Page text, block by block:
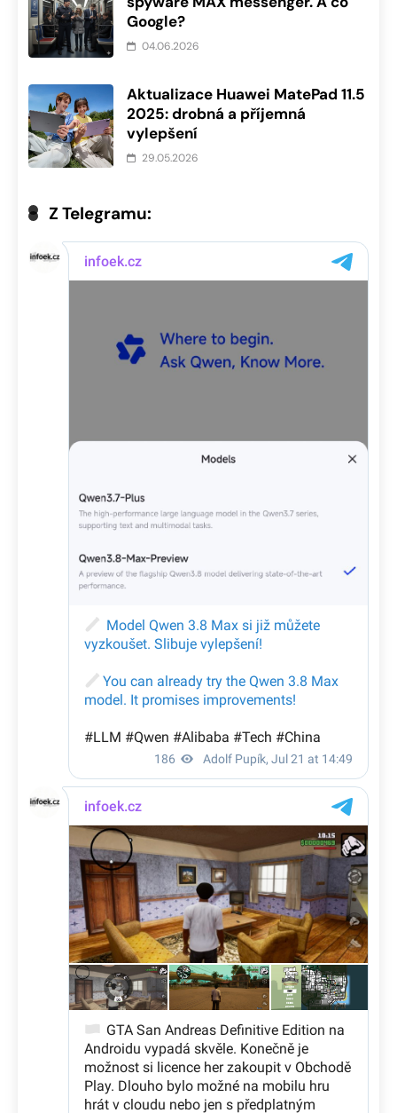
Google?
04.06.2026
Aktualizace Huawei MatePad 11.5
2025: drobná a příjemná
vylepšení
29.05.2026
Z Telegramu: